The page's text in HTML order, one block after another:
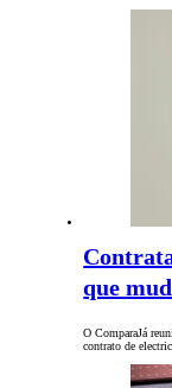
que
O ComparaJá
contrato de